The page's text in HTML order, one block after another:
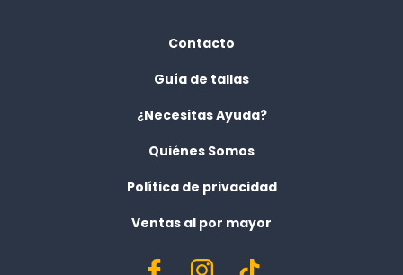
Contacto
Guía de tallas
¿Necesitas Ayuda?
Quiénes Somos
Política de privacidad
Ventas al por mayor